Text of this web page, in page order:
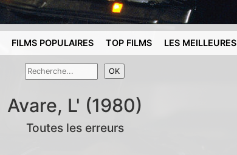
FILMS POPULAIRES TOP FILMS LES MEILLEURES
Avare, L' (1980)
Toutes les erreurs